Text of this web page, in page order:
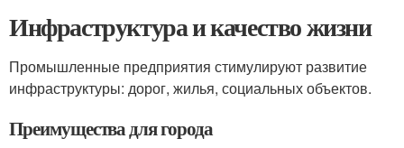
Инфраструктура и качество жизни
Промышленные предприятия стимулируют развитие
инфраструктуры: дорог, жилья, социальных объектов.
Преимущества для города